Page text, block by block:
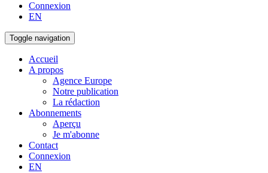
Connexion
EN
Toggle navigation
Accueil
A propos
Agence Europe
Notre publication
La rédaction
Abonnements
Aperçu
Je m'abonne
Contact
Connexion
EN